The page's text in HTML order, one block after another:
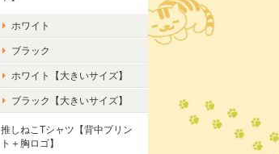
ホワイト
ブラック
ホワイト【大きいサイズ】
ブラック【大きいサイズ】
推しねこTシャツ【背中プリン
ト＋胸ロゴ】